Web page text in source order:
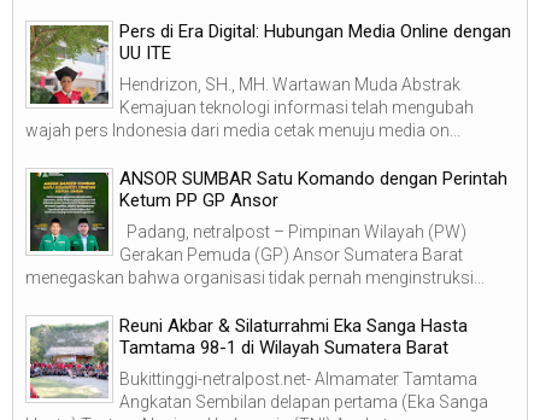
Pers di Era Digital: Hubungan Media Online dengan
UU ITE
Hendrizon, SH., MH. Wartawan Muda Abstrak
Kemajuan teknologi informasi telah mengubah
wajah pers Indonesia dari media cetak menuju media on...
ANSOR SUMBAR Satu Komando dengan Perintah
Ketum PP GP Ansor
Padang, netralpost – Pimpinan Wilayah (PW)
Gerakan Pemuda (GP) Ansor Sumatera Barat
menegaskan bahwa organisasi tidak pernah menginstruksi...
Reuni Akbar & Silaturrahmi Eka Sanga Hasta
Tamtama 98-1 di Wilayah Sumatera Barat
Bukittinggi-netralpost.net- Almamater Tamtama
Angkatan Sembilan delapan pertama (Eka Sanga